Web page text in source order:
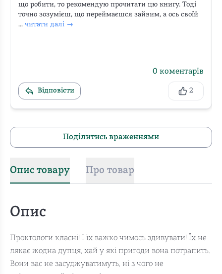
що робити, то рекомендую прочитати цю книгу. Тоді
точно зозумієш, що переймаєшся зайвим, а ось своїй
... читати далі →
0 коментарів
Відповісти 2
Поділитись враженнями
Опис товару Про товар
Опис
Проктологи класні! І їх важко чимось здивувати! Їх не
лякає жодна дупця, хай у які пригоди вона потрапить.
Вони вас не засуджуватимуть, ні з чого не